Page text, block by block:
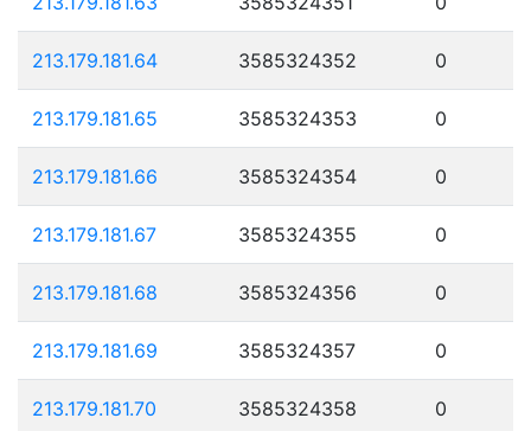
213.179.181.64 3585324352 0
213.179.181.65 3585324353 0
213.179.181.66 3585324354 0
213.179.181.67 3585324355 0
213.179.181.68 3585324356 0
213.179.181.69 3585324357 0
213.179.181.70 3585324358 0